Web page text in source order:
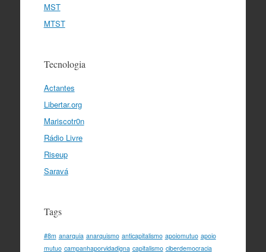
MST
MTST
Tecnologia
Actantes
Libertar.org
Mariscotr0n
Rádio Livre
Riseup
Saravá
Tags
#8m anarquia anarquismo anticapitalismo apoiomutuo apoio
mutuo campanhaporvidadigna capitalismo ciberdemocracia